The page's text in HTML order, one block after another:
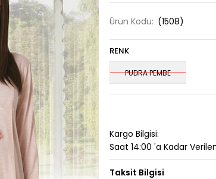
Ürün Kodu: (1508)
RENK
PUDRA PEMBE
Kargo Bilgisi:
Saat 14:00 'a Kadar